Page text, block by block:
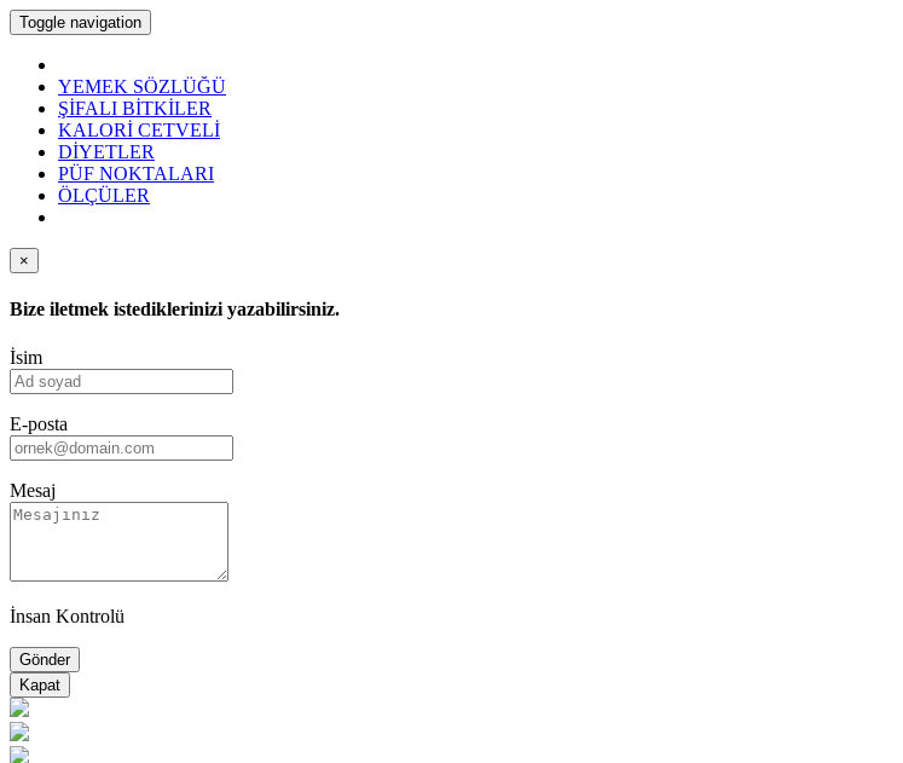
Toggle navigation
YEMEK SÖZLÜĞÜ
ŞİFALI BİTKİLER
KALORİ CETVELİ
DİYETLER
PÜF NOKTALARI
ÖLÇÜLER
×
Bize iletmek istediklerinizi yazabilirsiniz.
İsim
E-posta
Mesaj
İnsan Kontrolü
Kapat